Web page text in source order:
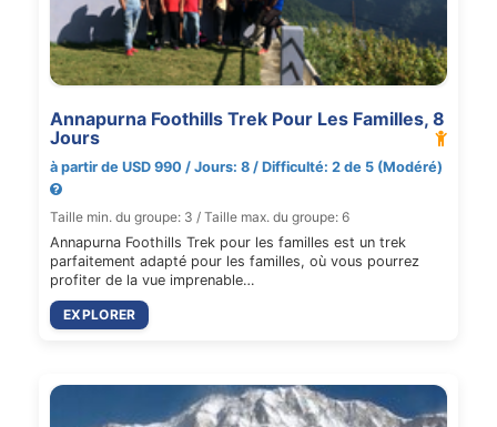
Annapurna Foothills Trek Pour Les Familles, 8
Jours
à partir de USD 990 / Jours: 8 / Difficulté: 2 de 5 (Modéré)
Taille min. du groupe: 3 / Taille max. du groupe: 6
Annapurna Foothills Trek pour les familles est un trek
parfaitement adapté pour les familles, où vous pourrez
profiter de la vue imprenable…
EXPLORER